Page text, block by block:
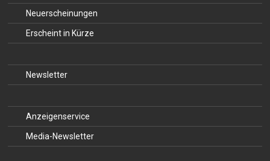
Neuerscheinungen
Erscheint in Kürze
Newsletter
Anzeigenservice
Media-Newsletter